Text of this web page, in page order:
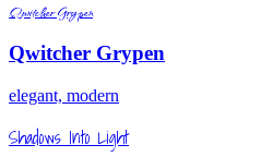
Qwitcher Grypen
Qwitcher Grypen
elegant, modern
Shadows Into Light